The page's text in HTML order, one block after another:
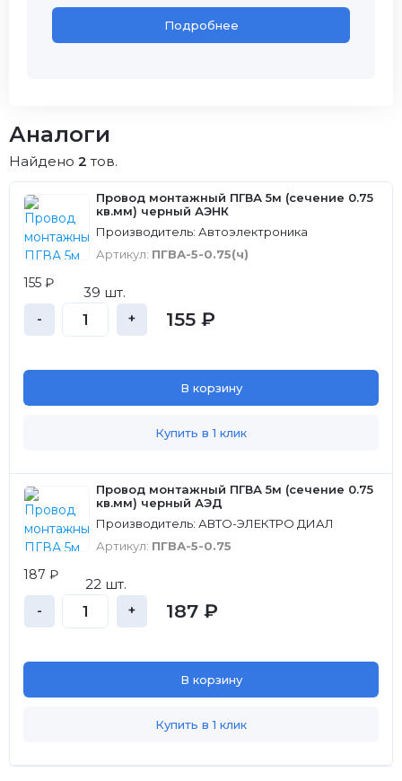
Подробнее
Аналоги
Найдено 2 тов.
Провод монтажный ПГВА 5м (сечение 0.75
кв.мм) черный АЭНК
Производитель: Автоэлектроника
Артикул: ПГВА-5-0.75(ч)
155 ₽
39 шт.
- + 155 ₽
В корзину
Купить в 1 клик
Провод монтажный ПГВА 5м (сечение 0.75
кв.мм) черный АЭД
Производитель: АВТО-ЭЛЕКТРО ДИАЛ
Артикул: ПГВА-5-0.75
187 ₽
22 шт.
- + 187 ₽
В корзину
Купить в 1 клик